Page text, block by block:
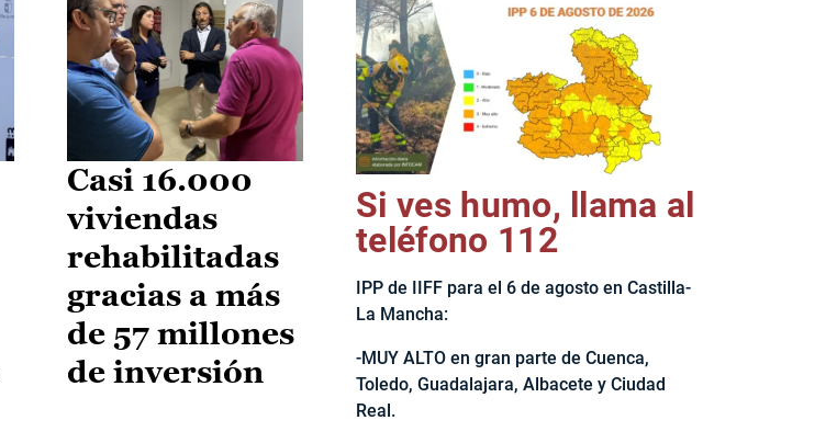
El jefe del Ejecutivo castellanomanchego, Emiliano García-
Casi 16.000
viviendas
rehabilitadas
gracias a más
de 57 millones
de inversión
Si ves humo, llama al
teléfono 112
IPP de IIFF para el 6 de agosto en Castilla-
La Mancha:
-MUY ALTO en gran parte de Cuenca,
Toledo, Guadalajara, Albacete y Ciudad
Real.